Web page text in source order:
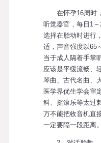
在怀孕16周时，
听觉器官，每日1
选择在胎动时进行
适，声音强度以65
当于成人隔着手掌
应该是平缓流畅、
琴曲、古代名曲、
医学界优生学会审
科、摇滚乐等太过
万不能把收音机直
一定要隔一段距离。